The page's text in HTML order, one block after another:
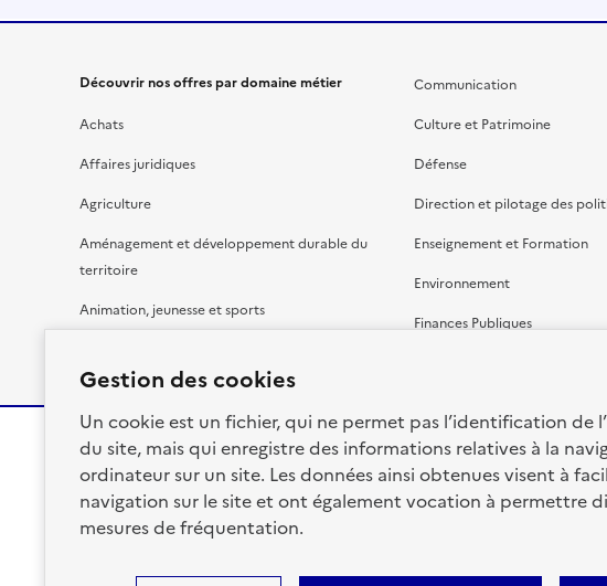
Gestion des cookies
Un cookie est un fichier, qui ne permet pas l’identification de
du site, mais qui enregistre des informations relatives à la
ordinateur sur un site. Les données ainsi obtenues visent à
navigation sur le site et ont également vocation à permettre
mesures de fréquentation.
Découvrir nos offres par domaine métier
Achats
Affaires juridiques
Agriculture
Aménagement et développement durable du
territoire
Animation, jeunesse et sports
Communication
Culture et Patrimoine
Défense
Direction et pilotage des
Enseignement et Formation
Environnement
Finances Publiques
RÉPUBLIQUE
FRANÇAISE